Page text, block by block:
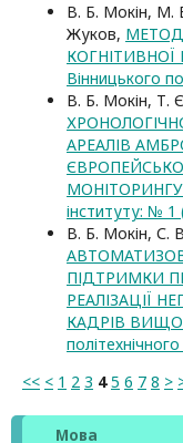
В. Б. Мокін, М.
Жуков, МЕТОД
Вінницького
В. Б. Мокін, Т.
АРЕАЛІВ
МОНІТОРИНГУ
інституту: № 1
В. Б. Мокін, С.
ПІДТРИМКИ
РЕАЛІЗАЦІЇ
КАДРІВ
<< < 1 2 3 4 5 6 7 8 >
Мова